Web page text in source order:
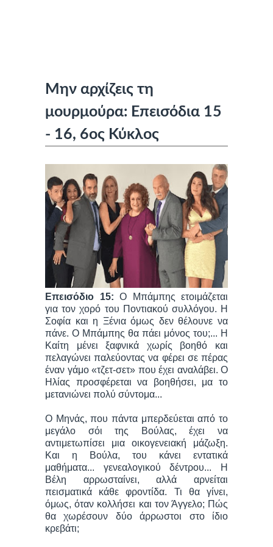
Μην αρχίζεις τη
μουρμούρα: Επεισόδια 15
- 16, 6ος Κύκλος
Επεισόδιο 15: Ο Μπάμπης ετοιμάζεται
για τον χορό του Ποντιακού συλλόγου. Η
Σοφία και η Ξένια όμως δεν θέλουνε να
πάνε. Ο Μπάμπης θα πάει μόνος του;... Η
Καίτη μένει ξαφνικά χωρίς βοηθό και
πελαγώνει παλεύοντας να φέρει σε πέρας
έναν γάμο «τζετ-σετ» που έχει αναλάβει. Ο
Ηλίας προσφέρεται να βοηθήσει, μα το
μετανιώνει πολύ σύντομα...
Ο Μηνάς, που πάντα μπερδεύεται από το
μεγάλο σόι της Βούλας, έχει να
αντιμετωπίσει μια οικογενειακή μάζωξη.
Και η Βούλα, του κάνει εντατικά
μαθήματα... γενεαλογικού δέντρου... Η
Βέλη αρρωσταίνει, αλλά αρνείται
πεισματικά κάθε φροντίδα. Τι θα γίνει,
όμως, όταν κολλήσει και τον Άγγελο; Πώς
θα χωρέσουν δύο άρρωστοι στο ίδιο
κρεβάτι;